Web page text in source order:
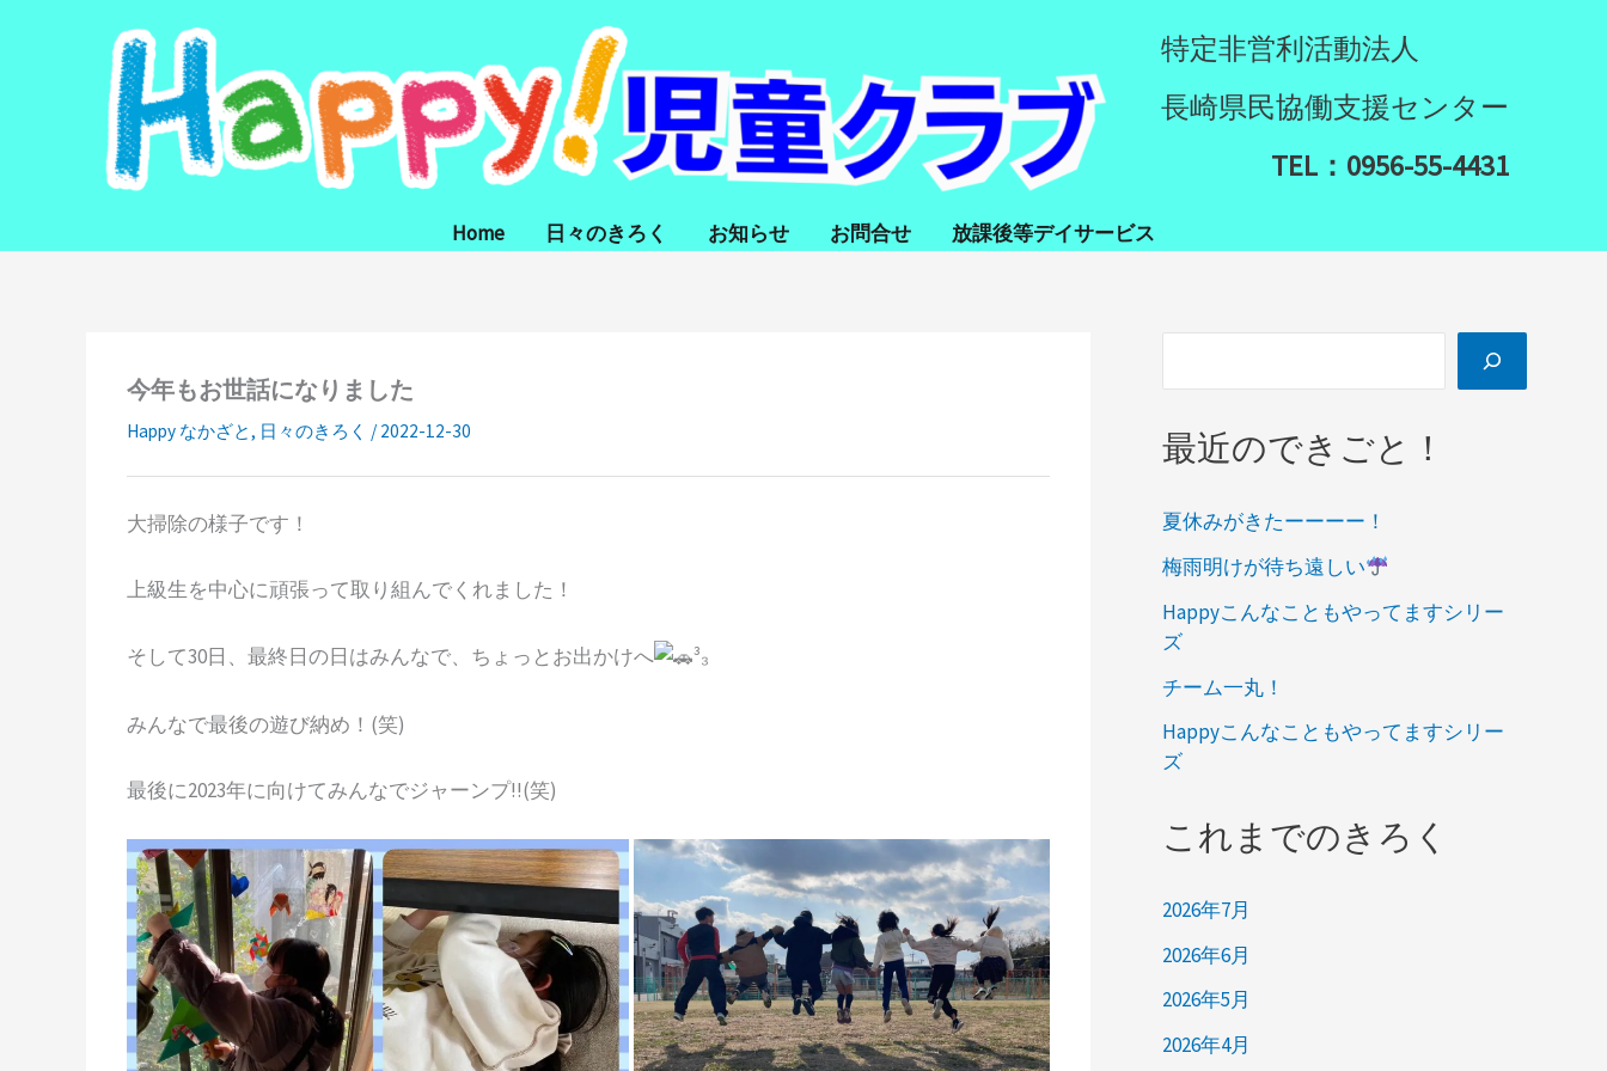
特定非営利活動法人
長崎県民協働支援センター
TEL：0956-55-4431
Home 日々のきろく お知らせ お問合せ 放課後等デイサービス
今年もお世話になりました
Happy なかざと, 日々のきろく / 2022-12-30
大掃除の様子です！
上級生を中心に頑張って取り組んでくれました！
そして30日、最終日の日はみんなで、ちょっとお出かけへ ³₃
みんなで最後の遊び納め！(笑)
最後に2023年に向けてみんなでジャーンプ!!(笑)
索
最近のできごと！
夏休みがきたーーーー！
梅雨明けが待ち遠しい
Happyこんなこともやってますシリー
ズ
チーム一丸！
Happyこんなこともやってますシリー
ズ
これまでのきろく
2026年7月
2026年6月
2026年5月
2026年4月